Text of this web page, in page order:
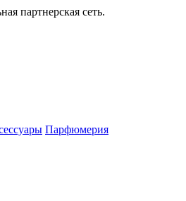
партнерская сеть.
Парфюмерия